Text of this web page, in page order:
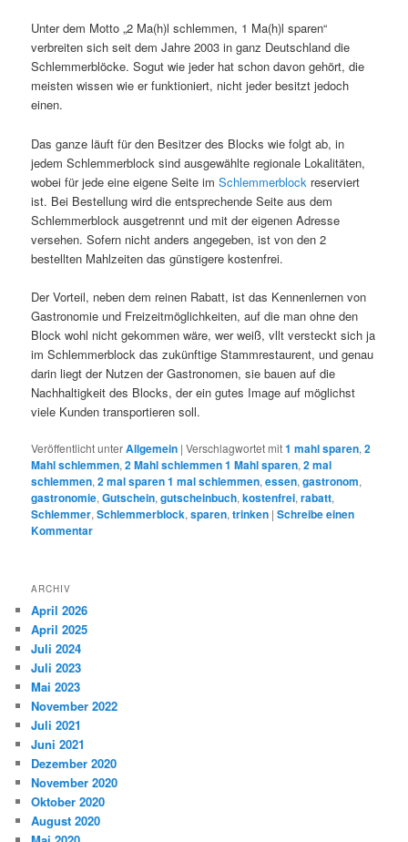
Unter dem Motto „2 Ma(h)l schlemmen, 1 Ma(h)l sparen“
verbreiten sich seit dem Jahre 2003 in ganz Deutschland die
Schlemmerblöcke. Sogut wie jeder hat schon davon gehört, die
meisten wissen wie er funktioniert, nicht jeder besitzt jedoch
einen.
Das ganze läuft für den Besitzer des Blocks wie folgt ab, in
jedem Schlemmerblock sind ausgewählte regionale Lokalitäten,
wobei für jede eine eigene Seite imSchlemmerblock reserviert
ist. Bei Bestellung wird die entsprechende Seite aus dem
Schlemmerblock ausgetrennt und mit der eigenen Adresse
versehen. Sofern nicht anders angegeben, ist von den 2
bestellten Mahlzeiten das günstigere kostenfrei.
Der Vorteil, neben dem reinen Rabatt, ist das Kennenlernen von
Gastronomie und Freizeitmöglichkeiten, auf die man ohne den
Block wohl nicht gekommen wäre, wer weiß, vllt versteckt sich ja
im Schlemmerblock das zukünftige Stammrestaurent, und genau
darin liegt der Nutzen der Gastronomen, sie bauen auf die
Nachhaltigkeit des Blocks, der ein gutes Image auf möglichst
viele Kunden transportieren soll.
Veröffentlicht unterAllgemein |Verschlagwortet mit1 mahl sparen,2
Mahl schlemmen,2 Mahl schlemmen 1 Mahl sparen,2 mal
schlemmen,2 mal sparen 1 mal schlemmen,essen,gastronom,
gastronomie,Gutschein,gutscheinbuch,kostenfrei,rabatt,
Schlemmer,Schlemmerblock,sparen,trinken |Schreibe einen
Kommentar
ARCHIV
April 2026
April 2025
Juli 2024
Juli 2023
Mai 2023
November 2022
Juli 2021
Juni 2021
Dezember 2020
November 2020
Oktober 2020
August 2020